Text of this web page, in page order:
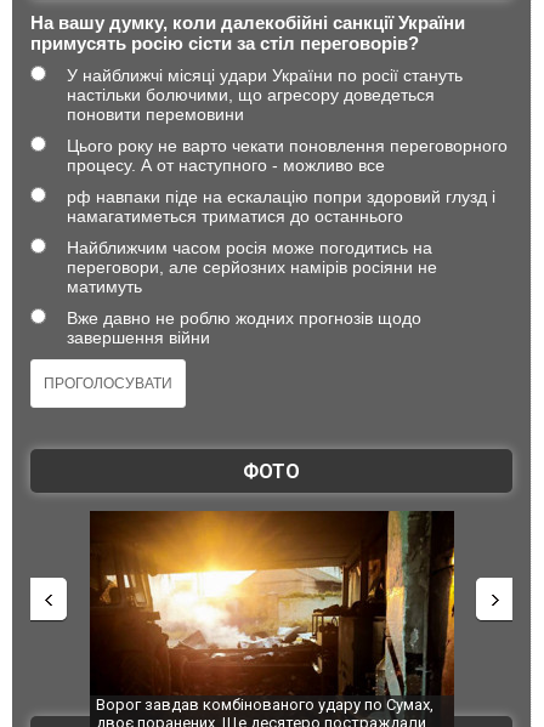
На вашу думку, коли далекобійні санкції України
примусять росію сісти за стіл переговорів?
У найближчі місяці удари України по росії стануть
настільки болючими, що агресору доведеться
поновити перемовини
Цього року не варто чекати поновлення переговорного
процесу. А от наступного - можливо все
рф навпаки піде на ескалацію попри здоровий глузд і
намагатиметься триматися до останнього
Найближчим часом росія може погодитись на
переговори, але серйозних намірів росіяни не
матимуть
Вже давно не роблю жодних прогнозів щодо
завершення війни
ФОТО
Ворог завдав комбінованого удару по Сумах,
двоє поранених. Ще десятеро постраждали
За 2000